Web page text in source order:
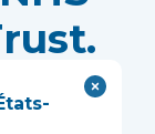
la mise en
novateur